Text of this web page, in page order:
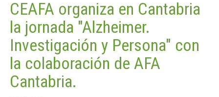
CEAFA organiza en Cantabria
la jornada "Alzheimer.
Investigación y Persona" con
la colaboración de AFA
Cantabria.